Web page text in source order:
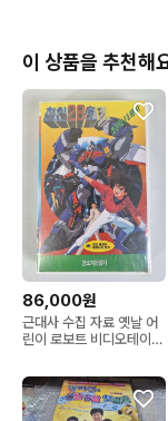
이 상품을 추천해
86,000원
근대사 수집 자료 옛날 어
린이 로보트 비디오테이프